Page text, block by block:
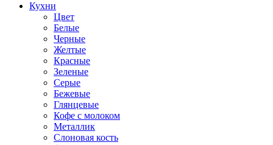
Кухни
Цвет
Белые
Черные
Желтые
Красные
Зеленые
Серые
Бежевые
Глянцевые
Кофе с молоком
Металлик
Слоновая кость